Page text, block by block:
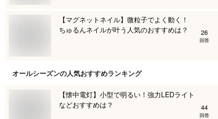
【マグネットネイル】微粒子でよく動く！
ちゅるんネイルが叶う人気のおすすめは？
26
回答
オールシーズンの人気おすすめランキング
【懐中電灯】小型で明るい！強力LEDライト
などおすすめは？
44
回答